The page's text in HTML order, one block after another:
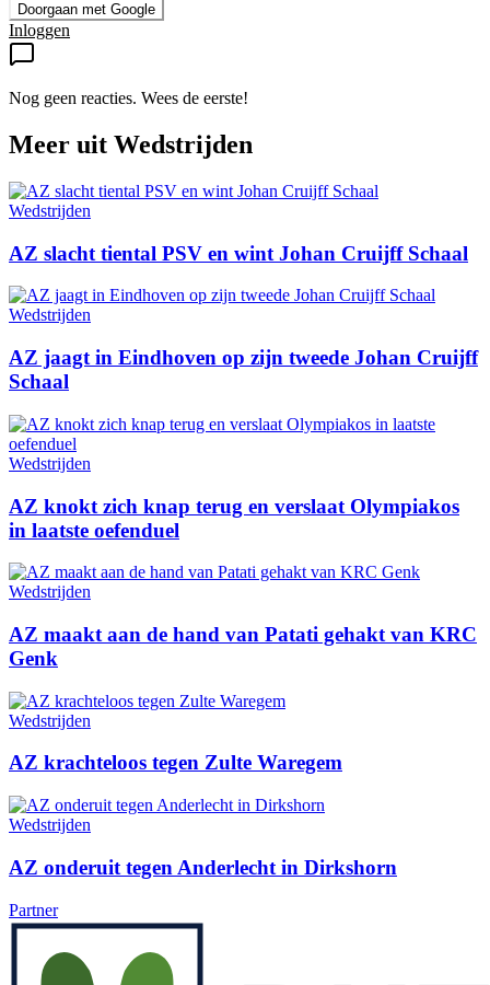
Doorgaan met Google
Inloggen
Nog geen reacties. Wees de eerste!
Meer uit Wedstrijden
Wedstrijden
AZ slacht tiental PSV en wint Johan Cruijff Schaal
Wedstrijden
AZ jaagt in Eindhoven op zijn tweede Johan Cruijff
Schaal
Wedstrijden
AZ knokt zich knap terug en verslaat Olympiakos
in laatste oefenduel
Wedstrijden
AZ maakt aan de hand van Patati gehakt van KRC
Genk
Wedstrijden
AZ krachteloos tegen Zulte Waregem
Wedstrijden
AZ onderuit tegen Anderlecht in Dirkshorn
Partner